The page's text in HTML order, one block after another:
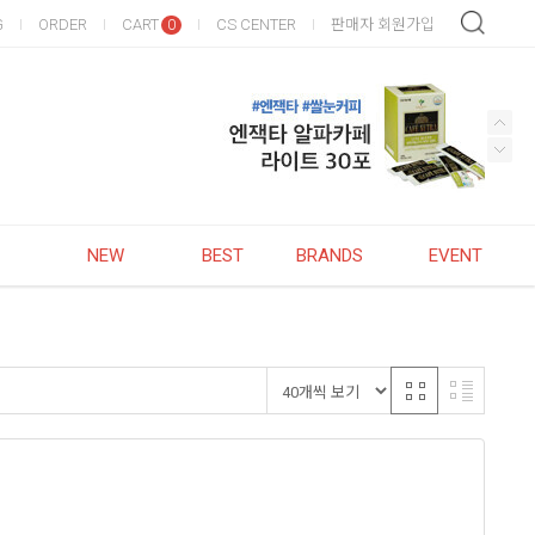
ORDER CART 0 CS CENTER 판매자 회원가입
NEW BEST BRANDS EVENT